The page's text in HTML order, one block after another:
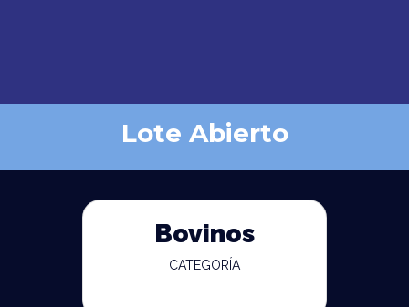
Lote Abierto
Bovinos
CATEGORÍA